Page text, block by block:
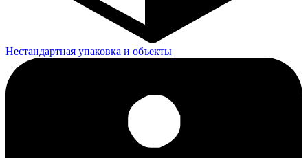
Нестандартная упаковка и объекты